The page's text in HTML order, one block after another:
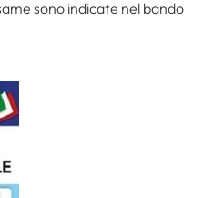
sono indicate nel bando